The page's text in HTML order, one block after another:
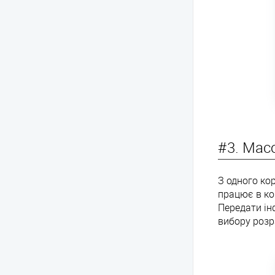
#3.
З одного
працює в
Передати
вибору